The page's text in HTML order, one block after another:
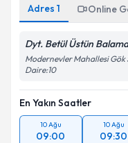
Adres 1 Online
Dyt. Betül Üstün
Modernevler Mahallesi Gök
Daire:10
En Yakın Saatler
10 Ağu
09:00
10 Ağu
09:30